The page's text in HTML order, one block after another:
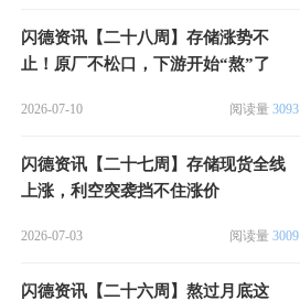
闪德资讯【二十八周】存储涨势不
止！原厂不松口，下游开始“熬”了
2026-07-10 阅读量 3093
闪德资讯【二十七周】存储现货全线
上涨，利空突袭挡不住涨价
2026-07-03 阅读量 3009
闪德资讯【二十六周】熬过月底这